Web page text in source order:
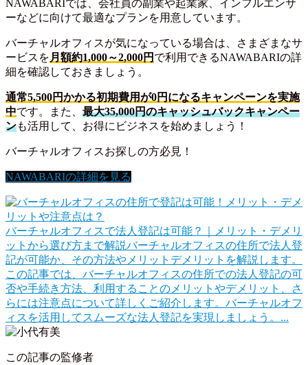
NAWABARIでは、会社員の副業や起業家、インフルエンサ
ーなどに向けて最適なプランを用意しています。
バーチャルオフィスが気になっている場合は、さまざまなサ
ービスを月額約1,000～2,000円 で利用できるNAWABARIの詳
細を確認しておきましょう。
通常5,500円かかる初期費用が0円になるキャンペーンを実施
中です。また、 最大35,000円のキャッシュバックキャンペー
ンも活用して、お得にビジネスを始めましょう！
バーチャルオフィスお探しの方必見！
NAWABARIの詳細を見る
バーチャルオフィスで法人登記は可能？｜メリット・デメリ
ットから選び方まで解説バーチャルオフィスの住所で法人登
記が可能か、その方法やメリットデメリットを解説します。
この記事では、バーチャルオフィスの住所での法人登記の可
否や手続き方法、利用することのメリットやデメリット、さ
らには注意点について詳しくご紹介します。バーチャルオフ
ィスを活用してスムーズな法人登記を実現しましょう。...
この記事の監修者